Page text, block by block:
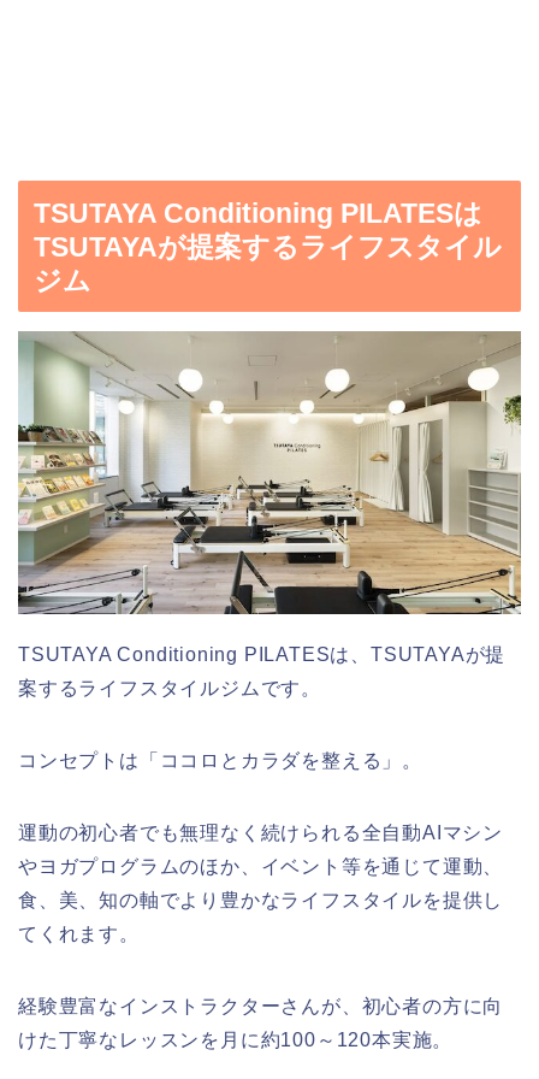
TSUTAYA Conditioning PILATESは
TSUTAYAが提案するライフスタイル
ジム
TSUTAYA Conditioning PILATESは、TSUTAYAが提
案するライフスタイルジムです。
コンセプトは「ココロとカラダを整える」。
運動の初心者でも無理なく続けられる全自動AIマシン
やヨガプログラムのほか、イベント等を通じて運動、
食、美、知の軸でより豊かなライフスタイルを提供し
てくれます。
経験豊富なインストラクターさんが、初心者の方に向
けた丁寧なレッスンを月に約100～120本実施。